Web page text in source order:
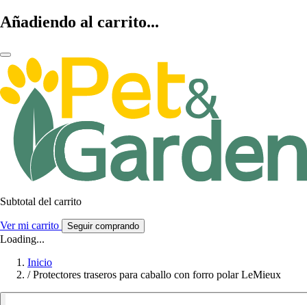
Añadiendo al carrito...
Subtotal del carrito
Ver mi carrito Seguir comprando
Loading...
Inicio
/ Protectores traseros para caballo con forro polar LeMieux